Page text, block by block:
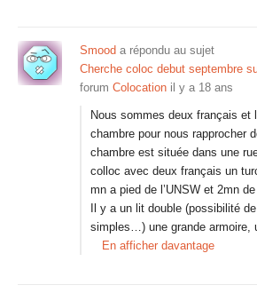
Smood a répondu au sujet
Cherche coloc debut septembre
forum Colocation il y a 18 ans
Nous sommes deux français et
chambre pour nous rapprocher
chambre est située dans une
colloc avec deux français un
mn a pied de l’UNSW et 2mn
Il y a un lit double (possibilité
simples…) une grande armoire,
En afficher davantage